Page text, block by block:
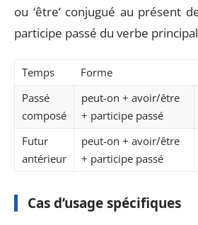
ou ‘être’ conjugué au présent
participe passé du verbe
Temps Forme
Passé
composé
peut-on + avoir/être
+ participe passé
Futur
antérieur
peut-on + avoir/être
+ participe passé
Cas d’usage spécifiques